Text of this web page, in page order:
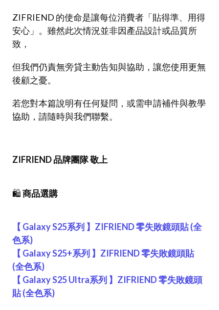
ZIFRIEND 的使命是讓每位消費者「貼得準、用得
安心」。雖然此次情況並非因產品設計或品質所
致，
但我們仍責無旁貸主動告知與協助，讓您使用更無
後顧之憂。
若您對本篇說明有任何疑問，或需申請補件與教學
協助，請隨時與我們聯繫。
ZIFRIEND 品牌團隊 敬上
🛍️商品選購
【 Galaxy S25系列 】ZIFRIEND 零失敗鏡頭貼 (全
色系)
【 Galaxy S25+系列 】ZIFRIEND 零失敗鏡頭貼
(全色系)
【 Galaxy S25 Ultra系列 】ZIFRIEND 零失敗鏡頭
貼 (全色系)